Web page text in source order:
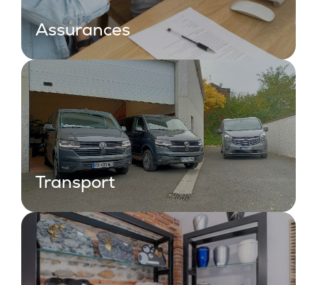
Assurances
Transport